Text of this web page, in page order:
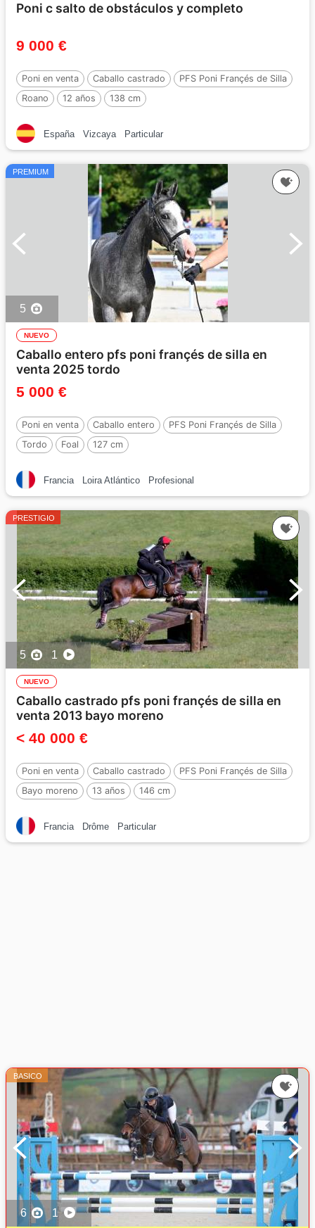
Poni c salto de obstáculos y completo
9 000 €
Poni en venta Caballo castrado
PFS Poni Françés de Silla
Roano
12 años 138 cm
España Vizcaya Particular
PREMIUM
5
NUEVO
Caballo entero pfs poni françés de silla en
venta 2025 tordo
5 000 €
Poni en venta Caballo entero
PFS Poni Françés de Silla
Tordo
Foal 127 cm
Francia Loira Atlántico Profesional
PRESTIGIO
5 1
NUEVO
Caballo castrado pfs poni françés de silla en
venta 2013 bayo moreno
< 40 000 €
Poni en venta Caballo castrado
PFS Poni Françés de Silla
Bayo moreno
13 años 146 cm
Francia Drôme Particular
BASICO
6 1